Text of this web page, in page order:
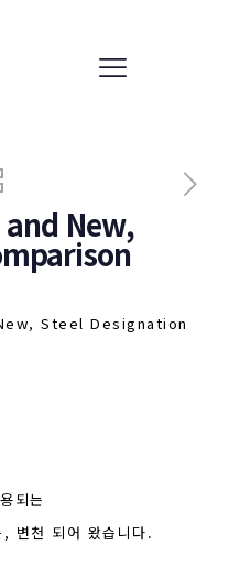
and New,
Steel Designation
되는
변천 되어 왔습니다.